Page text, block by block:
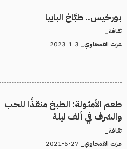
بورخيس.. طبَّاخ الباييا
ثقافة_
عزت القمحاوي_
طعم الأمثولة: الطبخ منقذًا للحب
والشرف في ألف ليلة
ثقافة_
عزت القمحاوي_